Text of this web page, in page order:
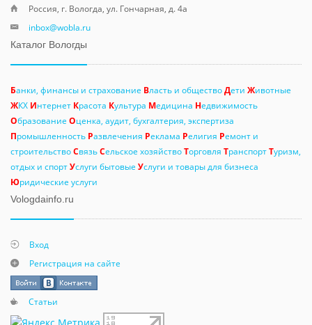
Россия, г. Вологда, ул. Гончарная, д. 4а
inbox@wobla.ru
Каталог Вологды
Банки, финансы и страхование Власть и обществоДети Животные
ЖКХ Интернет Красота Культура Медицина Недвижимость
Образование Оценка, аудит, бухгалтерия, экспертиза
Промышленность Развлечения Реклама Религия Ремонт и
строительствоСвязьСельское хозяйствоТорговля ТранспортТуризм,
отдых и спортУслуги бытовые Услуги и товары для бизнеса
Юридические услуги
Vologdainfo.ru
Вход
Регистрация на сайте
Статьи